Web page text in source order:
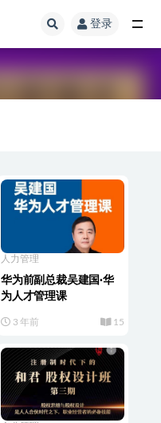
登录
人力管理
华为前副总裁吴建国·华
为人才管理课
3 年前 15